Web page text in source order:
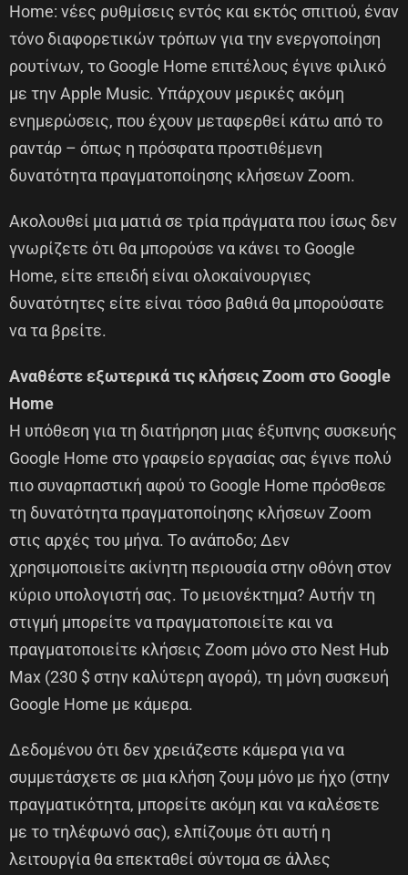
Home: νέες ρυθμίσεις εντός και εκτός σπιτιού, έναν
τόνο διαφορετικών τρόπων για την ενεργοποίηση
ρουτίνων, το Google Home επιτέλους έγινε φιλικό
με την Apple Music. Υπάρχουν μερικές ακόμη
ενημερώσεις, που έχουν μεταφερθεί κάτω από το
ραντάρ – όπως η πρόσφατα προστιθέμενη
δυνατότητα πραγματοποίησης κλήσεων Zoom.
Ακολουθεί μια ματιά σε τρία πράγματα που ίσως δεν
γνωρίζετε ότι θα μπορούσε να κάνει το Google
Home, είτε επειδή είναι ολοκαίνουργιες
δυνατότητες είτε είναι τόσο βαθιά θα μπορούσατε
να τα βρείτε.
Αναθέστε εξωτερικά τις κλήσεις Zoom στο Google
Home
Η υπόθεση για τη διατήρηση μιας έξυπνης συσκευής
Google Home στο γραφείο εργασίας σας έγινε πολύ
πιο συναρπαστική αφού το Google Home πρόσθεσε
τη δυνατότητα πραγματοποίησης κλήσεων Zoom
στις αρχές του μήνα. Το ανάποδο; Δεν
χρησιμοποιείτε ακίνητη περιουσία στην οθόνη στον
κύριο υπολογιστή σας. Το μειονέκτημα? Αυτήν τη
στιγμή μπορείτε να πραγματοποιείτε και να
πραγματοποιείτε κλήσεις Zoom μόνο στο Nest Hub
Max (230 $ στην καλύτερη αγορά), τη μόνη συσκευή
Google Home με κάμερα.
Δεδομένου ότι δεν χρειάζεστε κάμερα για να
συμμετάσχετε σε μια κλήση ζουμ μόνο με ήχο (στην
πραγματικότητα, μπορείτε ακόμη και να καλέσετε
με το τηλέφωνό σας), ελπίζουμε ότι αυτή η
λειτουργία θα επεκταθεί σύντομα σε άλλες